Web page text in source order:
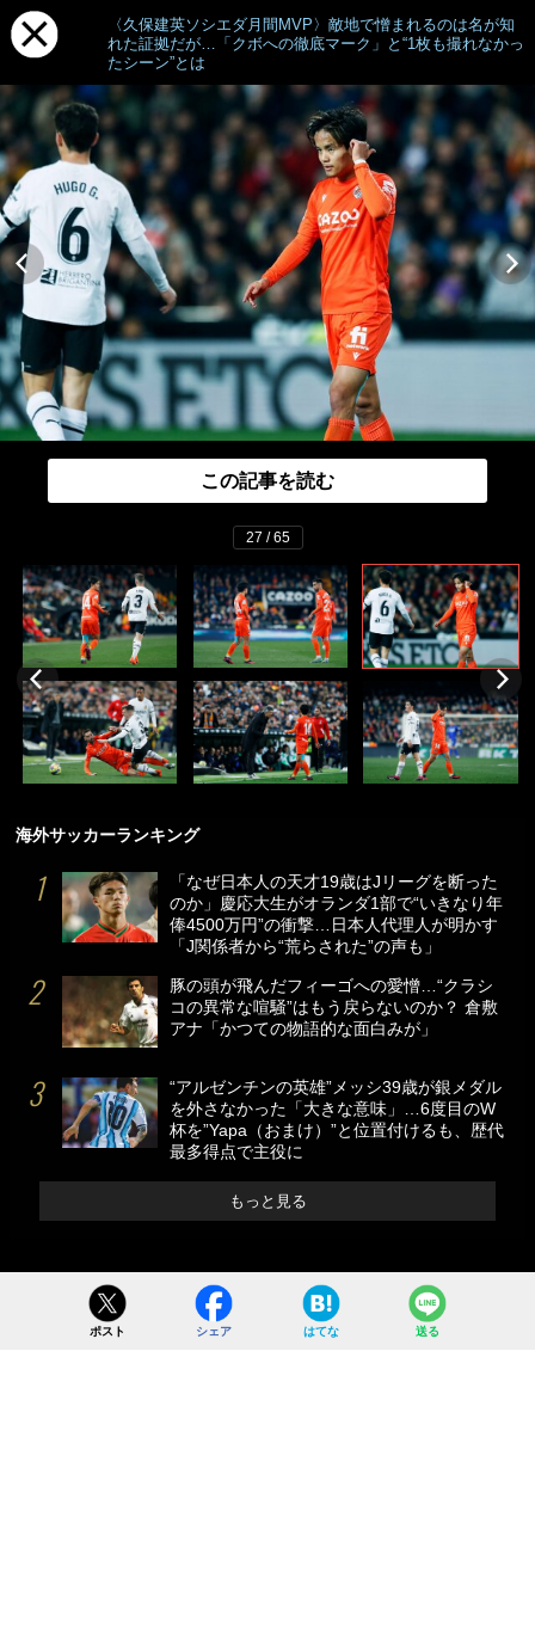
〈久保建英ソシエダ月間MVP〉敵地で憎まれるのは名が知
れた証拠だが…「クボへの徹底マーク」と“1枚も撮れなかっ
たシーン”とは
この記事を読む
27 / 65
海外サッカーランキング
「なぜ日本人の天才19歳はJリーグを断った
のか」慶応大生がオランダ1部で“いきなり年
俸4500万円”の衝撃…日本人代理人が明かす
「J関係者から“荒らされた”の声も」
豚の頭が飛んだフィーゴへの愛憎…“クラシ
コの異常な喧騒”はもう戻らないのか？ 倉敷
アナ「かつての物語的な面白みが」
“アルゼンチンの英雄”メッシ39歳が銀メダル
を外さなかった「大きな意味」…6度目のW
杯を”Yapa（おまけ）”と位置付けるも、歴代
最多得点で主役に
もっと見る
ポスト シェア はてな 送る